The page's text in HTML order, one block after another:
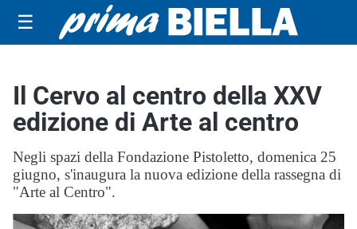
☰
Il Cervo al centro della XXV
edizione di Arte al centro
Negli spazi della Fondazione Pistoletto, domenica 25
giugno, s'inaugura la nuova edizione della rassegna di
"Arte al Centro".